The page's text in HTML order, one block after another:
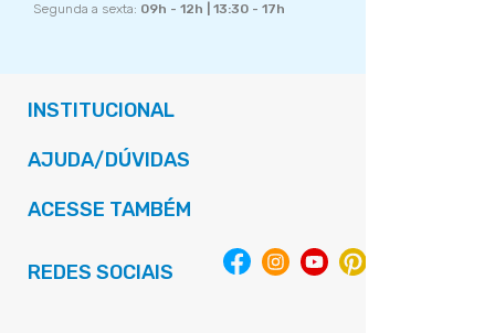
Segunda a sexta: 09h - 12h | 13:30 - 17h
INSTITUCIONAL
AJUDA/DÚVIDAS
ACESSE TAMBÉM
REDES SOCIAIS